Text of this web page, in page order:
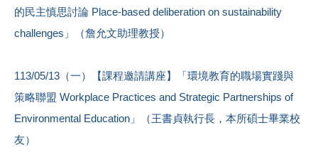
的民主慎思討論 Place-based deliberation on sustainability
challenges」（詹允文助理教授）
113/05/13（一）【課程邀請講座】「環境教育的職場實踐與
策略聯盟 Workplace Practices and Strategic Partnerships of
Environmental Education」（王書貞執行長，本所碩士畢業校
友）